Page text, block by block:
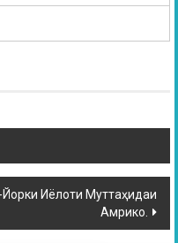
Иёлоти Муттаҳидаи
Амрико.